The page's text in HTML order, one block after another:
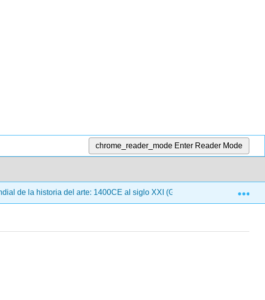
chrome_reader_mode Enter Reader Mode
de la historia del arte: 1400CE al siglo XXI (Gustlin y Gustlin)